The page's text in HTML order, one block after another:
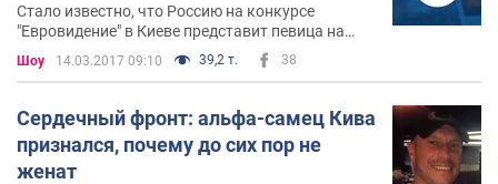
Стало известно, что Россию на конкурсе
"Евровидение" в Киеве представит певица на
инвалидной коляске Юлия Самойлова. В наших
соцсетях сразу же заговорили о том, что это
Шоу 14.03.2017 09:10 39,2 т. 38
Сердечный фронт: альфа-самец Кива
признался, почему до сих пор не
женат